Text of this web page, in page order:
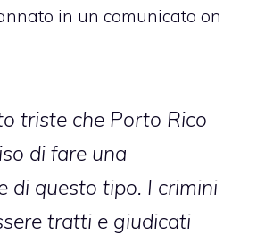
in un comunicato on
triste che Porto Rico
di fare una
di questo tipo. I crimini
tratti e giudicati